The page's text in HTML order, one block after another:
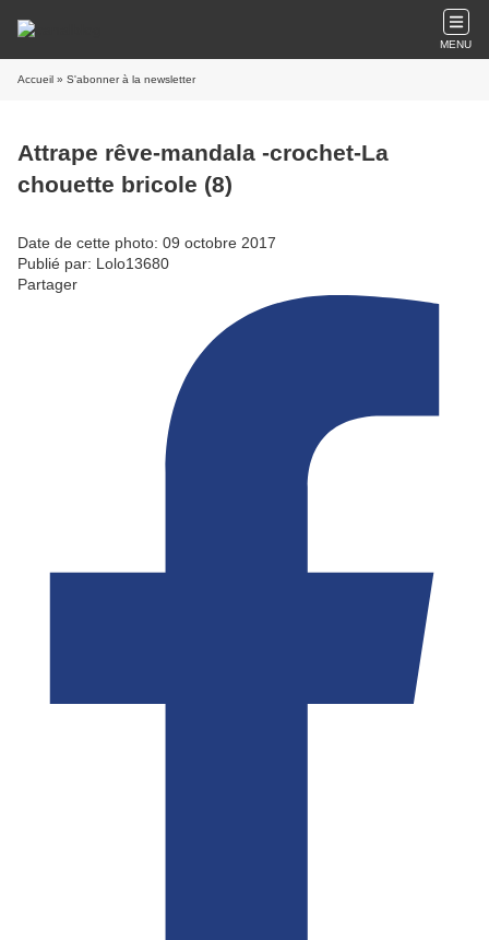
MENU
Accueil » S'abonner à la newsletter
Attrape rêve-mandala -crochet-La
chouette bricole (8)
Date de cette photo: 09 octobre 2017
Publié par: Lolo13680
Partager